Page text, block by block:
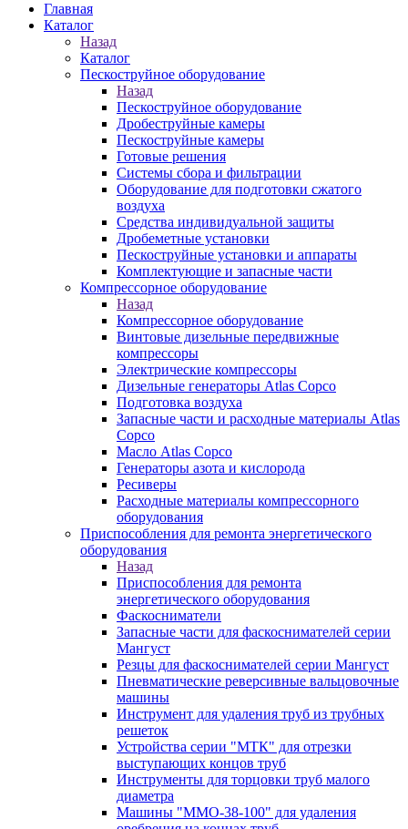
Главная
Каталог
Назад
Каталог
Пескоструйное оборудование
Назад
Пескоструйное оборудование
Дробеструйные камеры
Пескоструйные камеры
Готовые решения
Системы сбора и фильтрации
Оборудование для подготовки сжатого
воздуха
Средства индивидуальной защиты
Дробеметные установки
Пескоструйные установки и аппараты
Комплектующие и запасные части
Компрессорное оборудование
Назад
Компрессорное оборудование
Винтовые дизельные передвижные
компрессоры
Электрические компрессоры
Дизельные генераторы Atlas Copco
Подготовка воздуха
Запасные части и расходные материалы Atlas
Copco
Масло Atlas Copco
Генераторы азота и кислорода
Ресиверы
Расходные материалы компрессорного
оборудования
Приспособления для ремонта энергетического
оборудования
Назад
Приспособления для ремонта
энергетического оборудования
Фаскосниматели
Запасные части для фаскоснимателей серии
Мангуст
Резцы для фаскоснимателей серии Мангуст
Пневматические реверсивные вальцовочные
машины
Инструмент для удаления труб из трубных
решеток
Устройства серии "МТК" для отрезки
выступающих концов труб
Инструменты для торцовки труб малого
диаметра
Машины "ММО-38-100" для удаления